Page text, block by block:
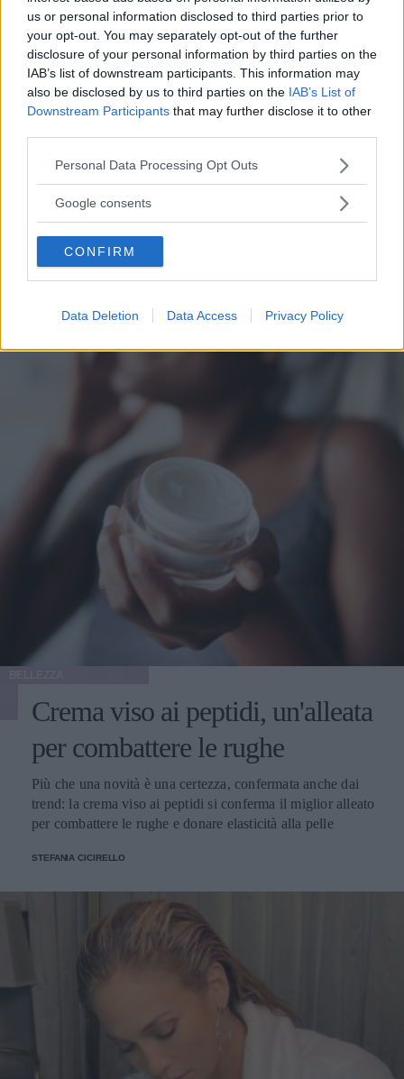
us or personal information disclosed to third parties prior to
your opt-out. You may separately opt-out of the further
disclosure of your personal information by third parties on the
IAB’s list of downstream participants. This information may
also be disclosed by us to third parties on the IAB’s List of
Downstream Participants that may further disclose it to other
Please note that this website/app uses one or more Google
not limited to your visit or usage behaviour. You may click to
use your data for below specified purposes in below Google
consent section.
Personal Data Processing Opt Outs
Google consents
CONFIRM
Data Deletion Data Access Privacy Policy
ESTETICA
Cosmetici, ingredienti amici
della pelle da usare in combo
Sapevi che alcuni ingredienti nei cosmetici sono perfetti da
usare in combinazione? Ecco perché e a cosa servono
Crema viso ai peptidi, un'alleata
per combattere le rughe
Più che una novità è una certezza, confermata anche dai
trend: la crema viso ai peptidi si conferma il miglior alleato
per combattere le rughe e donare elasticità alla pelle
STEFANIA CICIRELLO